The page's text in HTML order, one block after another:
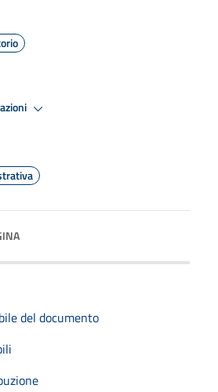
del documento